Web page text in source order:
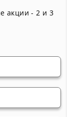
акции - 2 и 3